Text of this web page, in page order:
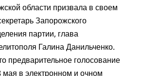
области призвала в своем
Запорожского
партии, глава
Галина Данильченко.
предварительное голосование
мая в электронном и очном